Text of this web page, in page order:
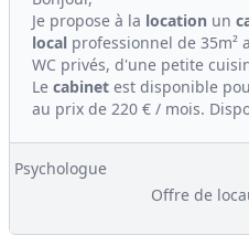
Je propose à la location un
local professionnel de 35m²
WC privés, d'une petite
Le cabinet est disponible
au prix de 220 € / mois.
Psychologue
Offre de